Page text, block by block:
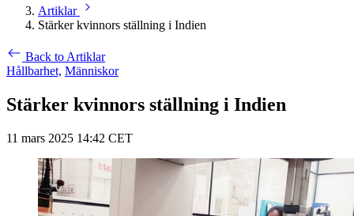
Artiklar
Stärker kvinnors ställning i Indien
Back to Artiklar
Hållbarhet, Människor
Stärker kvinnors ställning i Indien
11 mars 2025 14:42 CET